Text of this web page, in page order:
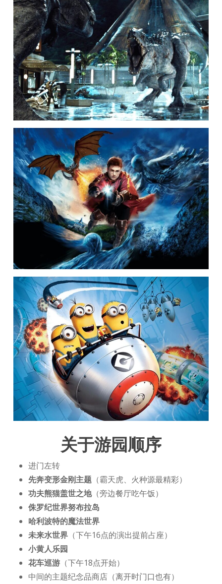
关于游园顺序
进门左转
先奔变形金刚主题（霸天虎、火种源最精彩）
功夫熊猫盖世之地（旁边餐厅吃午饭）
侏罗纪世界努布拉岛
哈利波特的魔法世界
未来水世界（下午16点的演出提前占座）
小黄人乐园
花车巡游（下午18点开始）
中间的主题纪念品商店（离开时门口也有）